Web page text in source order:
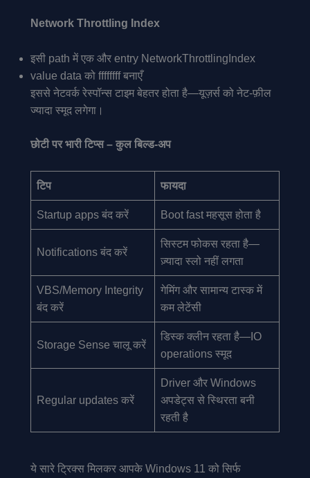
Network Throttling Index
इसी path में एक और entry NetworkThrottlingIndex
value data को ffffffff बनाएँ
इससे नेटवर्क रेस्पॉन्स टाइम बेहतर होता है—यूज़र्स को नेट-फ़ील
ज्यादा स्मूद लगेगा।
छोटी पर भारी टिप्स – कुल बिल्ड-अप
टिप फायदा
Startup apps बंद करें Boot fast महसूस होता है
Notifications बंद करें
सिस्टम फोकस रहता है—
ज़्यादा स्लो नहीं लगता
VBS/Memory Integrity
बंद करें
गेमिंग और सामान्य टास्क में
कम लेटेंसी
Storage Sense चालू करें
डिस्क क्लीन रहता है—IO
operations स्मूद
Regular updates करें
Driver और Windows
अपडेट्स से स्थिरता बनी
रहती है
ये सारे ट्रिक्स मिलकर आपके Windows 11 को सिर्फ